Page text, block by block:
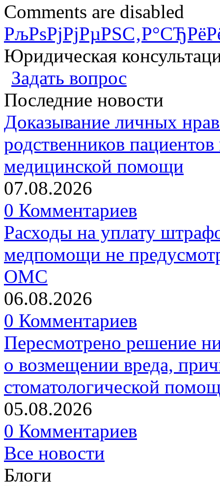
Comments are disabled
Юридическая
Задать вопрос
Последние новости
Доказывание личных
родственников
медицинской помощи
07.08.2026
0 Комментариев
Расходы на уплату
медпомощи не
ОМС
06.08.2026
0 Комментариев
Пересмотрено решение
о возмещении вреда,
стоматологической
05.08.2026
0 Комментариев
Все новости
Блоги